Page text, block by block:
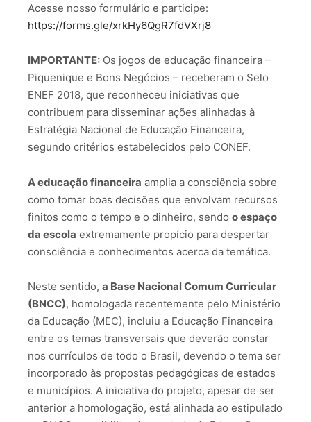
Acesse nosso formulário e participe:
https://forms.gle/xrkHy6QgR7fdVXrj8
IMPORTANTE: Os jogos de educação financeira –
Piquenique e Bons Negócios – receberam o Selo
ENEF 2018, que reconheceu iniciativas que
contribuem para disseminar ações alinhadas à
Estratégia Nacional de Educação Financeira,
segundo critérios estabelecidos pelo CONEF.
A educação financeira amplia a consciência sobre
como tomar boas decisões que envolvam recursos
finitos como o tempo e o dinheiro, sendo o espaço
da escola extremamente propício para despertar
consciência e conhecimentos acerca da temática.
Neste sentido, a Base Nacional Comum Curricular
(BNCC), homologada recentemente pelo Ministério
da Educação (MEC), incluiu a Educação Financeira
entre os temas transversais que deverão constar
nos currículos de todo o Brasil, devendo o tema ser
incorporado às propostas pedagógicas de estados
e municípios. A iniciativa do projeto, apesar de ser
anterior a homologação, está alinhada ao estipulado